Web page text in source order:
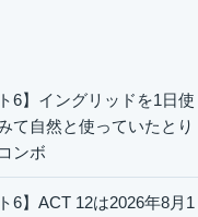
6】イングリッドを1日使
て自然と使っていたとり
ンボ
ト6】ACT 12は2026年8月1